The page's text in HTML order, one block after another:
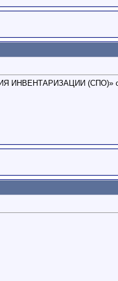
ИНВЕНТАРИЗАЦИИ (СПО)»